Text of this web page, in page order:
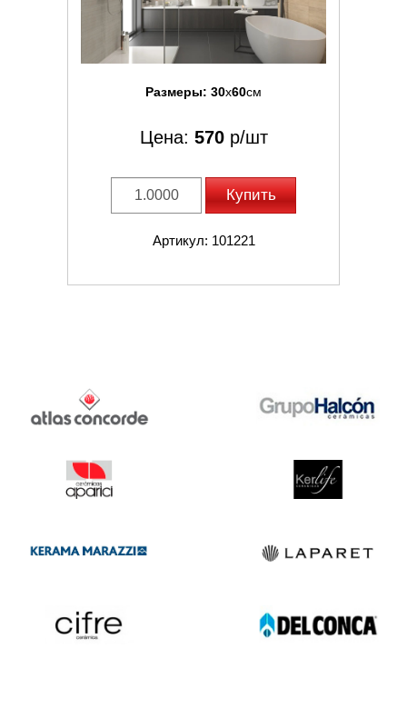
Размеры: 30x60см
Цена: 570р/шт
Купить
Артикул: 101221